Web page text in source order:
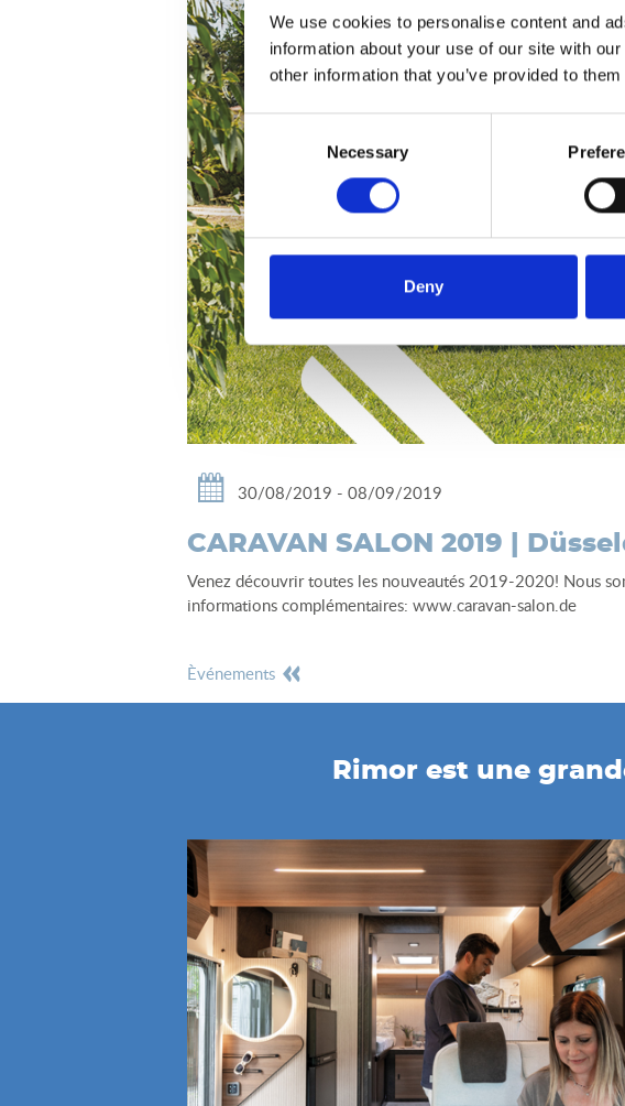
We use cookies to personalise content and
information about your use of our site with
other information that you’ve provided to
Consent
Necessary
Deny
30/08/2019 - 08/09/2019
CARAVAN SALON 2019 |
Venez découvrir toutes les nouveautés 2019-2020! Nous
informations complémentaires: www.caravan-salon.de
èvénements
Rimor est une